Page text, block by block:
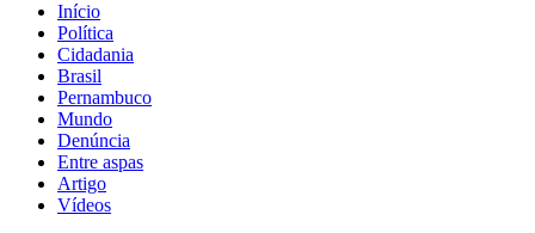
Início
Política
Cidadania
Brasil
Pernambuco
Mundo
Denúncia
Entre aspas
Artigo
Vídeos